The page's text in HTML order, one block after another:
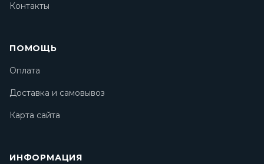
Контакты
ПОМОЩЬ
Оплата
Доставка и самовывоз
Карта сайта
ИНФОРМАЦИЯ